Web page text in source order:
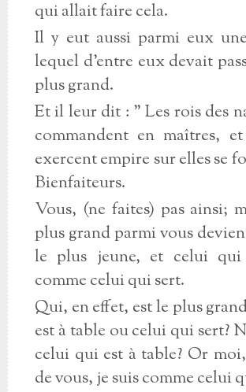
qui allait faire cela.
Il y eut aussi parmi eux
lequel d'entre eux devait
plus grand.
Et il leur dit : " Les rois des
commandent en maîtres,
exercent empire sur elles se
Bienfaiteurs.
Vous, (ne faites) pas ainsi;
plus grand parmi vous
le plus jeune, et celui qui
comme celui qui sert.
Qui, en effet, est le plus
est à table ou celui qui sert?
celui qui est à table? Or
de vous, je suis comme celui